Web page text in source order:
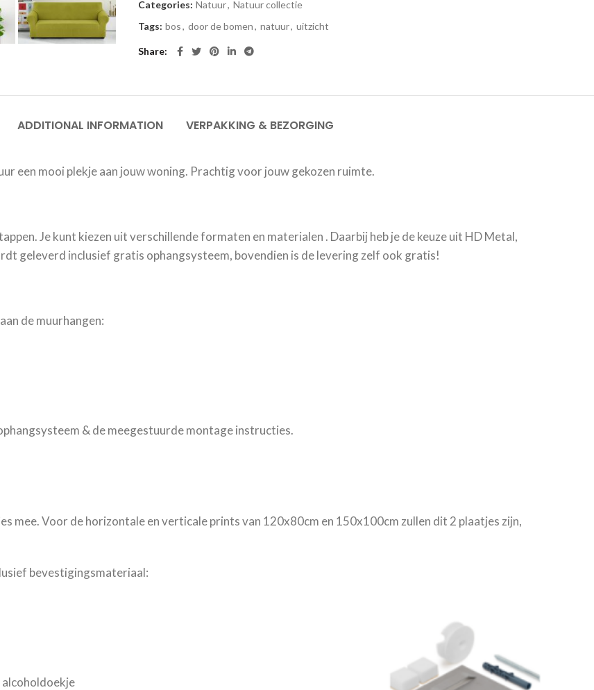
Categories: Natuur, Natuur collectie
Tags: bos, door de bomen, natuur, uitzicht
Share
ADDITIONAL INFORMATION VERPAKKING & BEZORGING
een mooi plekje aan jouw woning. Prachtig voor jouw gekozen ruimte.
Je kunt kiezen uit verschillende formaten en materialen . Daarbij heb je de keuze uit HD Metal,
geleverd inclusief gratis ophangsysteem, bovendien is de levering zelf ook gratis!
de muurhangen:
& de meegestuurde montage instructies.
mee. Voor de horizontale en verticale prints van 120x80cm en 150x100cm zullen dit 2 plaatjes zijn,
bevestigingsmateriaal: